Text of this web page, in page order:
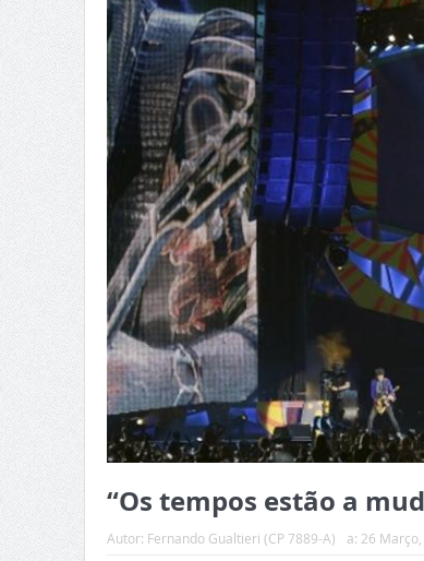
“Os tempos estão a
Autor: Fernando Gualtieri (CP 7889-A) a: 26